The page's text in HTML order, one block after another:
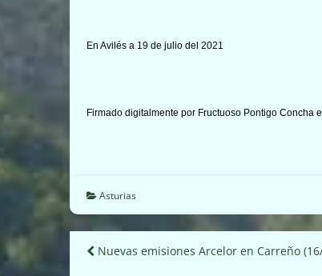
En Avilés a 19 de julio del 2021
Firmado digitalmente por Fructuoso Pontigo Concha
Asturias
Navegación
Nuevas emisiones Arcelor en Carreño